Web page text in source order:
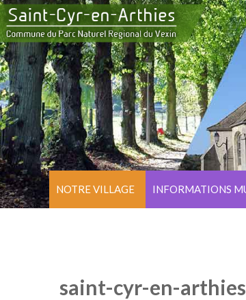
NOTRE VILLAGE INFORMATIONS
saint-cyr-en-